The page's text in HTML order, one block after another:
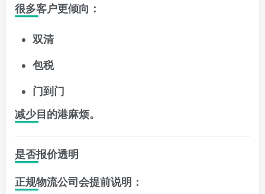
很多客户更倾向：
双清
包税
门到门
减少目的港麻烦。
是否报价透明
正规物流公司会提前说明：